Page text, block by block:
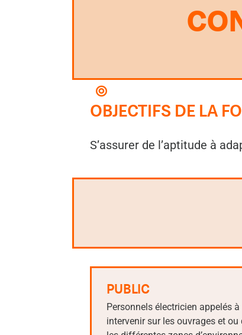
OBJECTIFS DE LA
S’assurer de l’aptitude à
PUBLIC
Personnels électricien appelés à
intervenir sur les ouvrages et ou